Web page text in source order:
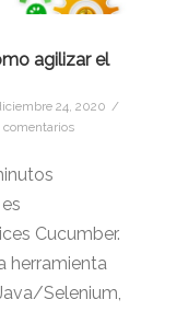
agilizar el
24, 2020 /
comentarios
Cucumber.
herramienta
Selenium,